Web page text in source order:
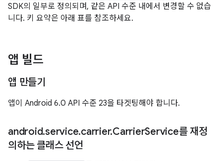
SDK의 일부로 정의되며, 같은 API 수준 내에서 변경할 수 없습
니다. 키 요약은 아래 표를 참조하세요.
앱 빌드
앱 만들기
앱이 Android 6.0 API 수준 23을 타겟팅해야 합니다.
android.service.carrier.CarrierService를 재정
의하는 클래스 선언